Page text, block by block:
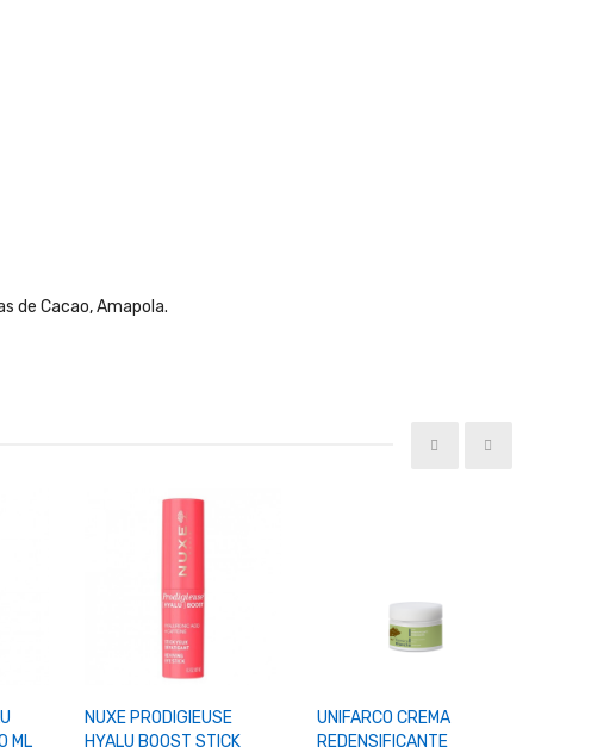
de Cacao, Amapola.
ML
+ Añadir Al Carrito
NUXE PRODIGIEUSE
HYALU BOOST STICK
+ Añadir Al Carrito
UNIFARCO CREMA
REDENSIFICANTE